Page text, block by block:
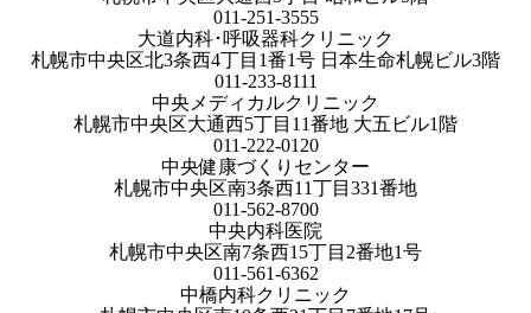
011-251-3555
大道内科･呼吸器科クリニック
札幌市中央区北3条西4丁目1番1号 日本生命札幌ビル3階
011-233-8111
中央メディカルクリニック
札幌市中央区大通西5丁目11番地 大五ビル1階
011-222-0120
中央健康づくりセンター
札幌市中央区南3条西11丁目331番地
011-562-8700
中央内科医院
札幌市中央区南7条西15丁目2番地1号
011-561-6362
中橋内科クリニック